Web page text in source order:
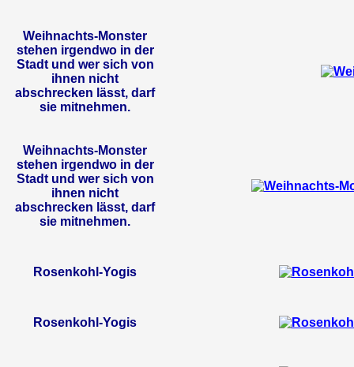
Weihnachts-Monster
stehen irgendwo in der
Stadt und wer sich von
ihnen nicht
abschrecken lässt, darf
sie mitnehmen.
Weihnachts-Monster
stehen irgendwo in der
Stadt und wer sich von
ihnen nicht
abschrecken lässt, darf
sie mitnehmen.
Rosenkohl-Yogis
Rosenkohl-Yogis